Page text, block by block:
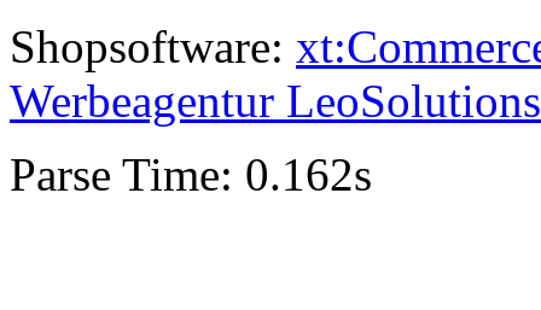
Shopsoftware:
Werbeagentur LeoSolutions
Parse Time: 0.162s